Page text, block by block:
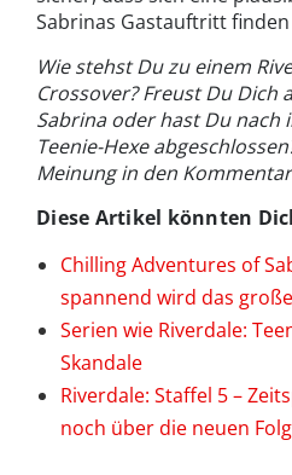
Sabrinas Gastauftritt
Wie stehst Du zu einem
Crossover? Freust Du Dich
Sabrina oder hast Du
Teenie-Hexe
Meinung in den
Diese Artikel könnten
Chilling Adventures of
spannend wird das
Serien wie Riverdale:
Skandale
Riverdale: Staffel 5 –
noch über die neuen